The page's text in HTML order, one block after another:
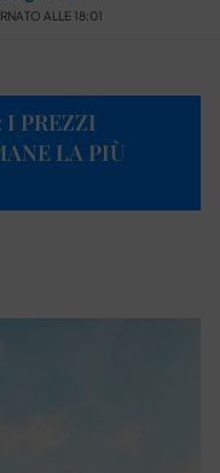
ALLE 18:01
I PREZZI
LA PIÙ